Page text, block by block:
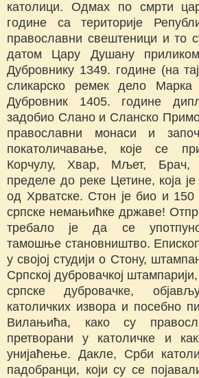
католици. Одмах по смрти
године са територије
православни свештеници и то
датом Цару Душану
Дубровнику 1349. године (на
сликарско ремек дело
Дубровник 1405. године
задобио Слано и Сланско
православни монаси и
покатоличавање, које се
Корчулу, Хвар, Мљет,
пределе до реке Цетине, која
од Хрватске. Стон је био и 150
српске немањићке државе!
требало је да се
тамошње становништво.
у својој студији о Стону,
Српској дубровачкој
српске дубровачке,
католичких извора и посебно
Вилањића, како су
претворани у католичке и
унијаћење. Дакле, Срби
падобранци, који су се